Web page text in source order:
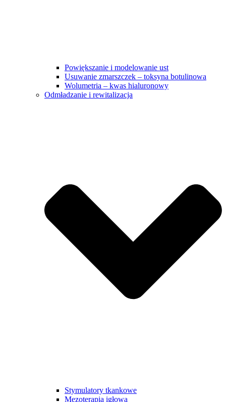
Powiększanie i modelowanie ust
Usuwanie zmarszczek – toksyna botulinowa
Wolumetria – kwas hialuronowy
Odmładzanie i rewitalizacja
Stymulatory tkankowe
Mezoterapia igłowa